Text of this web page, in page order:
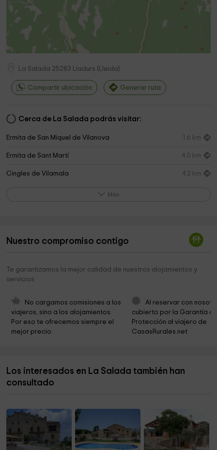
La Salada 25283 Lladurs ( Lleida)
Compartir ubicación Generar ruta
Cerca de La Salada podrás visitar:
Ermita de San Miquel de Vilanova 1,6 km
Ermita de Sant Martí 4,0 km
Cingles de Vilamala 4,2 km
Ermita de Sant Jaume 5,0 km
Roc Falco
Ermita de Santa Eulàlia
Bolets. Merendero
Cal Minecraft 5,9 km
Ermita de Sant Serni del Grau 6,2 km
Más
Nuestro compromiso contigo
Te garantizamos la mejor calidad de nuestros alojamientos y
servicios
No cargamos comisiones a los
viajeros, sino a los alojamientos.
Por eso te ofrecemos siempre el
mejor precio.
Al reservar con
cubierto por la Garantía
Protección al viajero de
CasasRurales.net
Los interesados en La Salada también han
consultado